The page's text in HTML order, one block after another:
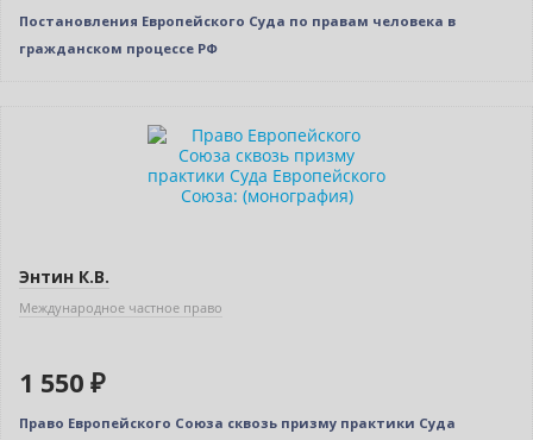
Постановления Европейского Суда по правам человека в
гражданском процессе РФ
Энтин К.В.
Международное частное право
1 550 ₽
Право Европейского Союза сквозь призму практики Суда